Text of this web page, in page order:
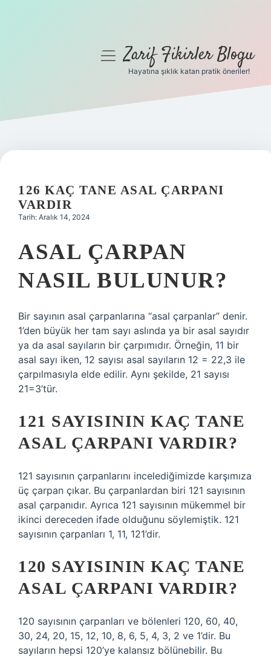
Gizlilik Politikası
Yasal Uyarı
menüyüZarif Fikirler Blogu
Hayatına şıklık katan pratik öneriler!
126 KAÇ TANE ASAL ÇARPANI
VARDIR
Tarih: Aralık 14, 2024
ASAL ÇARPAN
NASIL BULUNUR?
Bir sayının asal çarpanlarına “asal çarpanlar” denir.
1’den büyük her tam sayı aslında ya bir asal sayıdır
ya da asal sayıların bir çarpımıdır. Örneğin, 11 bir
asal sayı iken, 12 sayısı asal sayıların 12 = 22,3 ile
çarpılmasıyla elde edilir. Aynı şekilde, 21 sayısı
21=3’tür.
121 SAYISININ KAÇ TANE
ASAL ÇARPANI VARDIR?
121 sayısının çarpanlarını incelediğimizde karşımıza
üç çarpan çıkar. Bu çarpanlardan biri 121 sayısının
asal çarpanıdır. Ayrıca 121 sayısının mükemmel bir
ikinci dereceden ifade olduğunu söylemiştik. 121
sayısının çarpanları 1, 11, 121’dir.
120 SAYISININ KAÇ TANE
ASAL ÇARPANI VARDIR?
120 sayısının çarpanları ve bölenleri 120, 60, 40,
30, 24, 20, 15, 12, 10, 8, 6, 5, 4, 3, 2 ve 1’dir. Bu
sayıların hepsi 120’ye kalansız bölünebilir. Bu